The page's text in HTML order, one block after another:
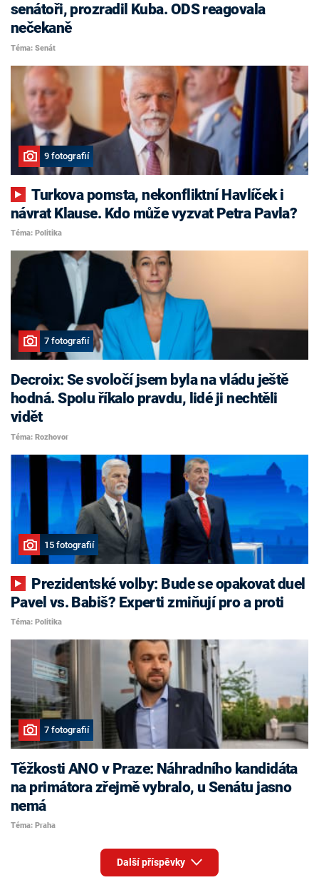
senátoři, prozradil Kuba. ODS reagovala
nečekaně
Téma: Senát
9 fotografií
Turkova pomsta, nekonfliktní Havlíček i
návrat Klause. Kdo může vyzvat Petra Pavla?
Téma: Politika
7 fotografií
Decroix: Se svoločí jsem byla na vládu ještě
hodná. Spolu říkalo pravdu, lidé ji nechtěli
vidět
Téma: Rozhovor
15 fotografií
Pavel vs. Babiš? Experti zmiňují pro a proti
Téma: Politika
7 fotografií
Těžkosti ANO v Praze: Náhradního kandidáta
na primátora zřejmě vybralo, u Senátu jasno
nemá
Téma: Praha
Další příspěvky